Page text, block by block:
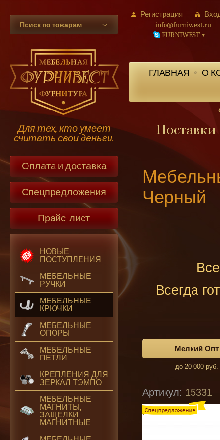
Поиск по товарам
Регистрация
info@furniwest.ru
FURNIWEST ▾
ГЛАВНАЯ О
Черный
Всегда
Мелкий Опт
до 20 000 руб.
Артикул: 15331
Спецпредложение
Для тех, кто умеет
считать свои деньги.
Оплата и доставка
Спецпредложения
Прайс-лист
НОВЫЕ
ПОСТУПЛЕНИЯ
МЕБЕЛЬНЫЕ
РУЧКИ
МЕБЕЛЬНЫЕ
КРЮЧКИ
МЕБЕЛЬНЫЕ
ОПОРЫ
МЕБЕЛЬНЫЕ
ПЕТЛИ
КРЕПЛЕНИЯ ДЛЯ
ЗЕРКАЛ ТЭМПО
МЕБЕЛЬНЫЕ
МАГНИТЫ,
ЗАЩЕЛКИ
МАГНИТНЫЕ